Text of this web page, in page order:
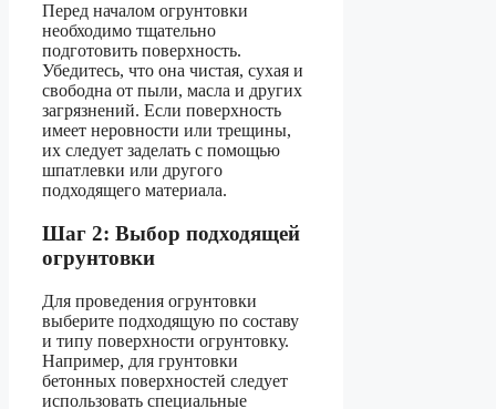
Перед началом огрунтовки
необходимо тщательно
подготовить поверхность.
Убедитесь, что она чистая, сухая и
свободна от пыли, масла и других
загрязнений. Если поверхность
имеет неровности или трещины,
их следует заделать с помощью
шпатлевки или другого
подходящего материала.
Шаг 2: Выбор подходящей
огрунтовки
Для проведения огрунтовки
выберите подходящую по составу
и типу поверхности огрунтовку.
Например, для грунтовки
бетонных поверхностей следует
использовать специальные